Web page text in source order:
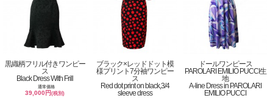
黒織柄フリル付きワンピー
ス
Black Dress With Frill
通常価格
39,000円(税別)
ブラック×レッドドット模
様プリント7分袖ワンピー
ス
Red dot print on black,3/4
sleeve dress
ドールワンピース
PAROLARI EMILIO PUCCI生
地
A-line Dress in PAROLARI
EMILIO PUCCI